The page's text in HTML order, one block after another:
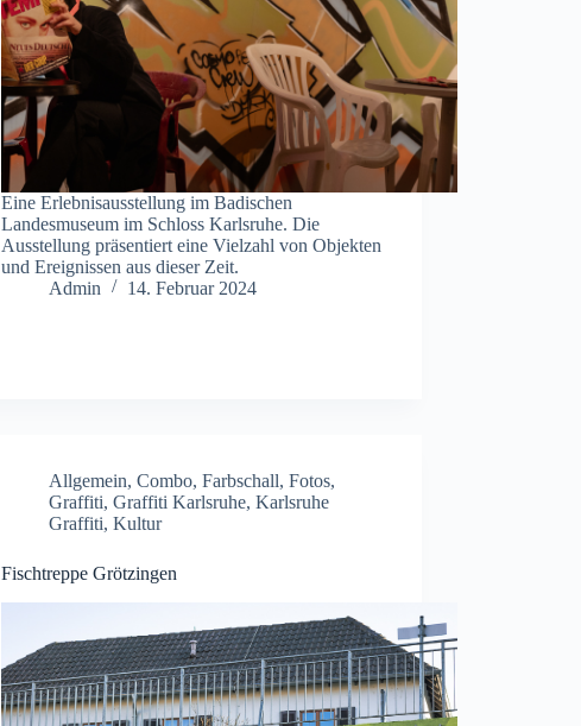
Eine Erlebnisausstellung im Badischen
Landesmuseum im Schloss Karlsruhe. Die
Ausstellung präsentiert eine Vielzahl von Objekten
und Ereignissen aus dieser Zeit.
Admin
14. Februar 2024
Allgemein,Combo,Farbschall,Fotos,
Graffiti,Graffiti Karlsruhe,Karlsruhe
Graffiti,Kultur
Fischtreppe Grötzingen